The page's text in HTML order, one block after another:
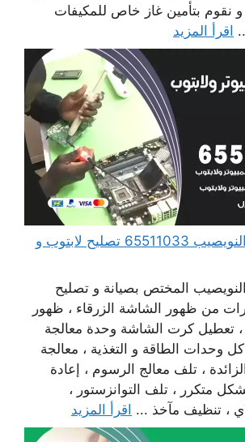
، و نقوم بتأمين غاز خاص للمكيفات
اقرأ المزيد
مهندس كمبيوتر النويصيب 65511033 تصليح لابتوب و
المختص بصيانة و تصليح
من ظهور الشاشة الزرقاء ، ظهور
، تعطيل كرت الشاشة وحدة معالجة
وحدات الطاقة و التغذية ، معالجة
، تلف معالج الرسوم ، إعادة
متكرر ، تلف التوانزستور ،
، تنظيف مآخذ ... اقرأ المزيد